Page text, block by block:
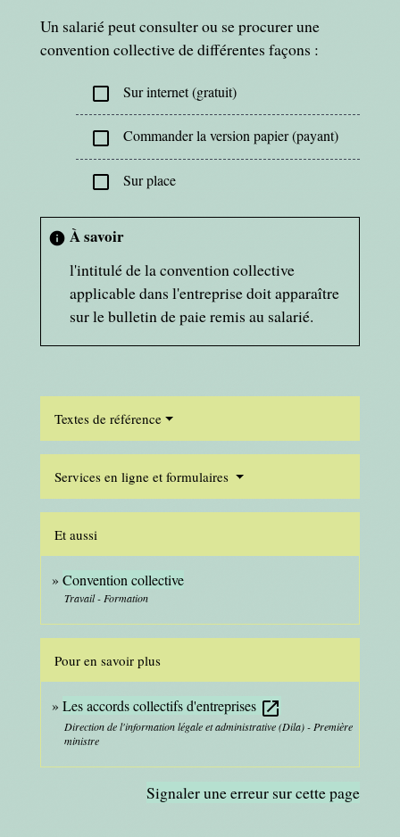
Un salarié peut consulter ou se procurer une
convention collective de différentes façons :
check_box_outline_blank Sur internet (gratuit)
check_box_outline_blank Commander la version papier (payant)
check_box_outline_blank Sur place
info À savoir
l'intitulé de la convention collective
applicable dans l'entreprise doit apparaître
sur le bulletin de paie remis au salarié.
Textes de référence
Services en ligne et formulaires
Et aussi
Convention collective
Travail - Formation
Pour en savoir plus
Les accords collectifs d'entreprises open_in_new
Direction de l'information légale et administrative (Dila) - Première
ministre
Signaler une erreur sur cette page